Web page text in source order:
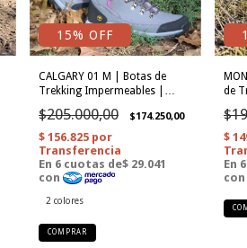
15% OFF
CALGARY 01 M | Botas de
Trekking Impermeables |
$205.000,00 $174.250,00
2 colores
COMPRAR
de